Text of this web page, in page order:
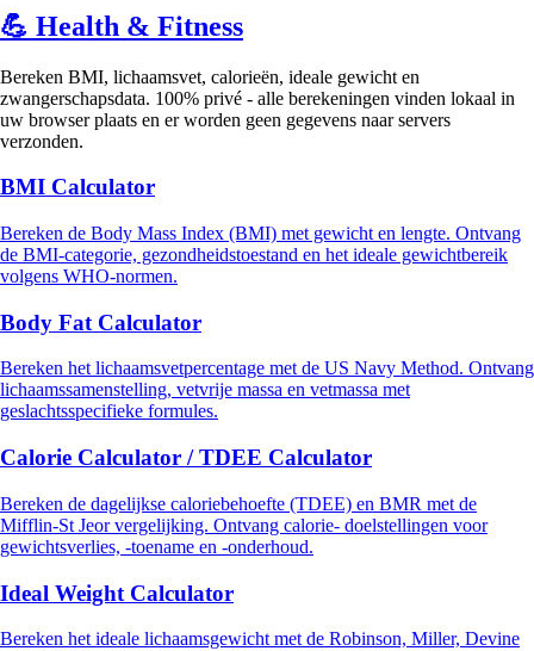
💪 Health & Fitness
Bereken BMI, lichaamsvet, calorieën, ideale gewicht en
zwangerschapsdata. 100% privé - alle berekeningen vinden lokaal in
uw browser plaats en er worden geen gegevens naar servers
verzonden.
BMI Calculator
Bereken de Body Mass Index (BMI) met gewicht en lengte. Ontvang
de BMI-categorie, gezondheidstoestand en het ideale gewichtbereik
volgens WHO-normen.
Body Fat Calculator
Bereken het lichaamsvetpercentage met de US Navy Method. Ontvang
lichaamssamenstelling, vetvrije massa en vetmassa met
geslachtsspecifieke formules.
Calorie Calculator / TDEE Calculator
Bereken de dagelijkse caloriebehoefte (TDEE) en BMR met de
Mifflin-St Jeor vergelijking. Ontvang calorie- doelstellingen voor
gewichtsverlies, -toename en -onderhoud.
Ideal Weight Calculator
Bereken het ideale lichaamsgewicht met de Robinson, Miller, Devine